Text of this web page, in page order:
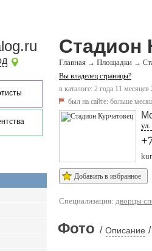
Стадион
Главная → Площадки →
Вы владелец страницы?
в каталоге: 2 года 11 месяцев
был на сайте: больше
Добавить в избранное
Специализация: дворцы
Фото / Описание /